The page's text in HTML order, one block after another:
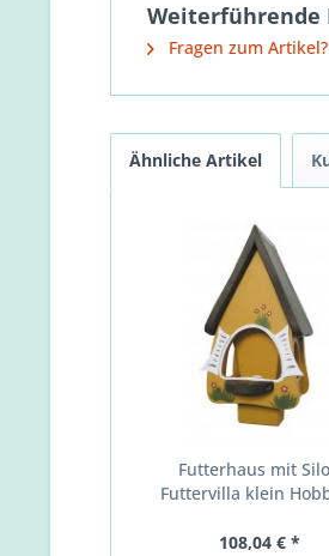
Weiterführende
Fragen zum Artikel?
Ähnliche Artikel
Futterhaus mit
Futtervilla klein
108,04 € *